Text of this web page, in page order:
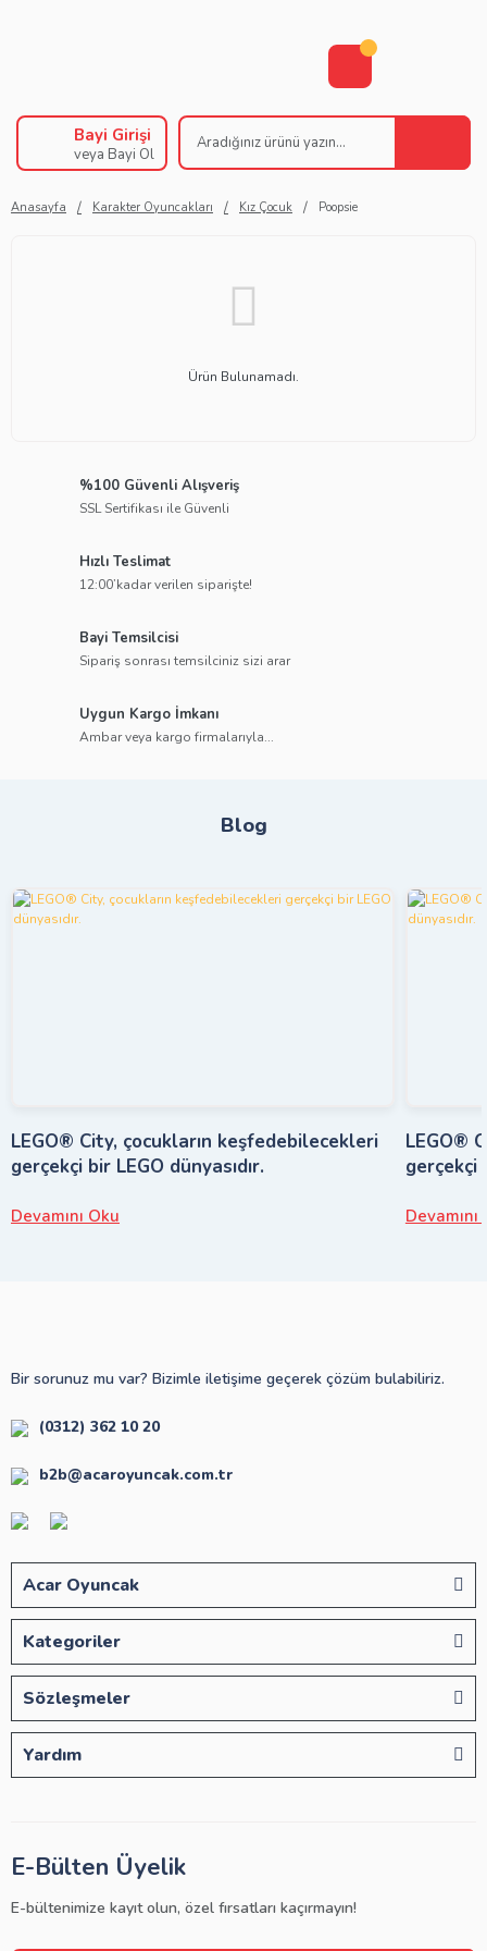
Bayi Girişi
veya Bayi Ol
Anasayfa Karakter Oyuncakları Kız Çocuk Poopsie
Ürün Bulunamadı.
%100 Güvenli Alışveriş
SSL Sertifikası ile Güvenli
Hızlı Teslimat
12:00’kadar verilen siparişte!
Bayi Temsilcisi
Sipariş sonrası temsilciniz sizi arar
Uygun Kargo İmkanı
Ambar veya kargo firmalarıyla...
Blog
LEGO® City, çocukların keşfedebilecekleri
gerçekçi bir LEGO dünyasıdır.
Devamını Oku
LEGO®
gerçekçi
Devamını
Bir sorunuz mu var? Bizimle iletişime geçerek çözüm bulabiliriz.
(0312) 362 10 20
b2b@acaroyuncak.com.tr
Acar Oyuncak
Kategoriler
Sözleşmeler
Yardım
E-Bülten Üyelik
E-bültenimize kayıt olun, özel fırsatları kaçırmayın!